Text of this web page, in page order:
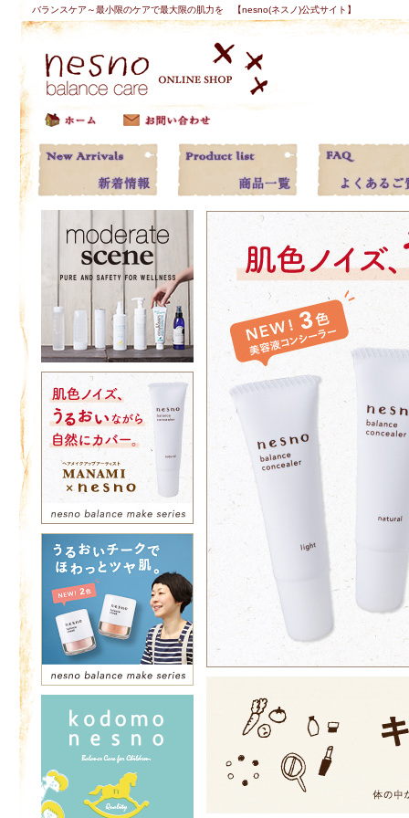
バランスケア～最小限のケアで最大限の肌力を 【nesno(ネスノ)公式サイト】